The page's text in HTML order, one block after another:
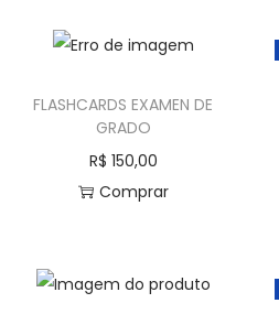
FLASHCARDS EXAMEN DE
GRADO
R$ 150,00
Comprar